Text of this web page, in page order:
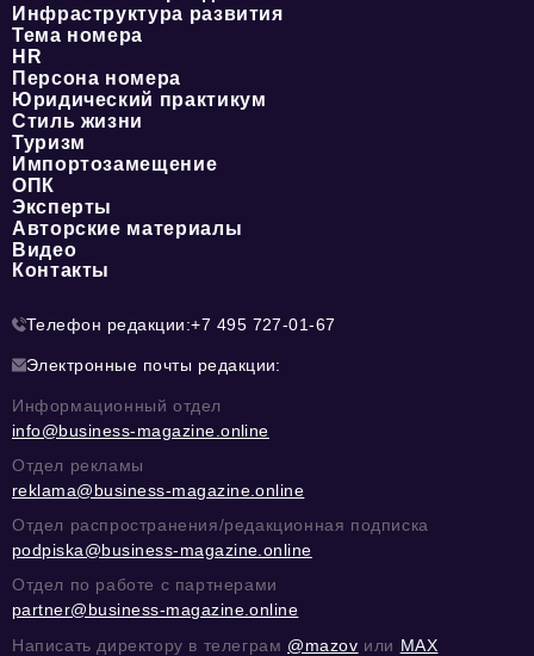
Инфраструктура развития
Тема номера
HR
Персона номера
Юридический практикум
Стиль жизни
Туризм
Импортозамещение
ОПК
Эксперты
Авторские материалы
Видео
Контакты
Телефон редакции:+7 495 727-01-67
Электронные почты редакции:
Информационный отдел
info@business-magazine.online
Отдел рекламы
reklama@business-magazine.online
Отдел распространения/редакционная подписка
podpiska@business-magazine.online
Отдел по работе с партнерами
partner@business-magazine.online
Написать директору в телеграм @mazov или MAX